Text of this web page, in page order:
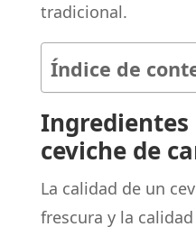
tradicional.
Índice de
Ingredientes
ceviche de
La calidad de un
frescura y la